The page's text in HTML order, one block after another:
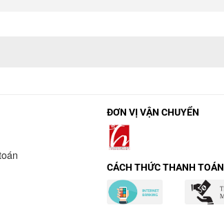
ĐƠN VỊ VẬN CHUYỂN
CÁCH THỨC THANH TOÁN